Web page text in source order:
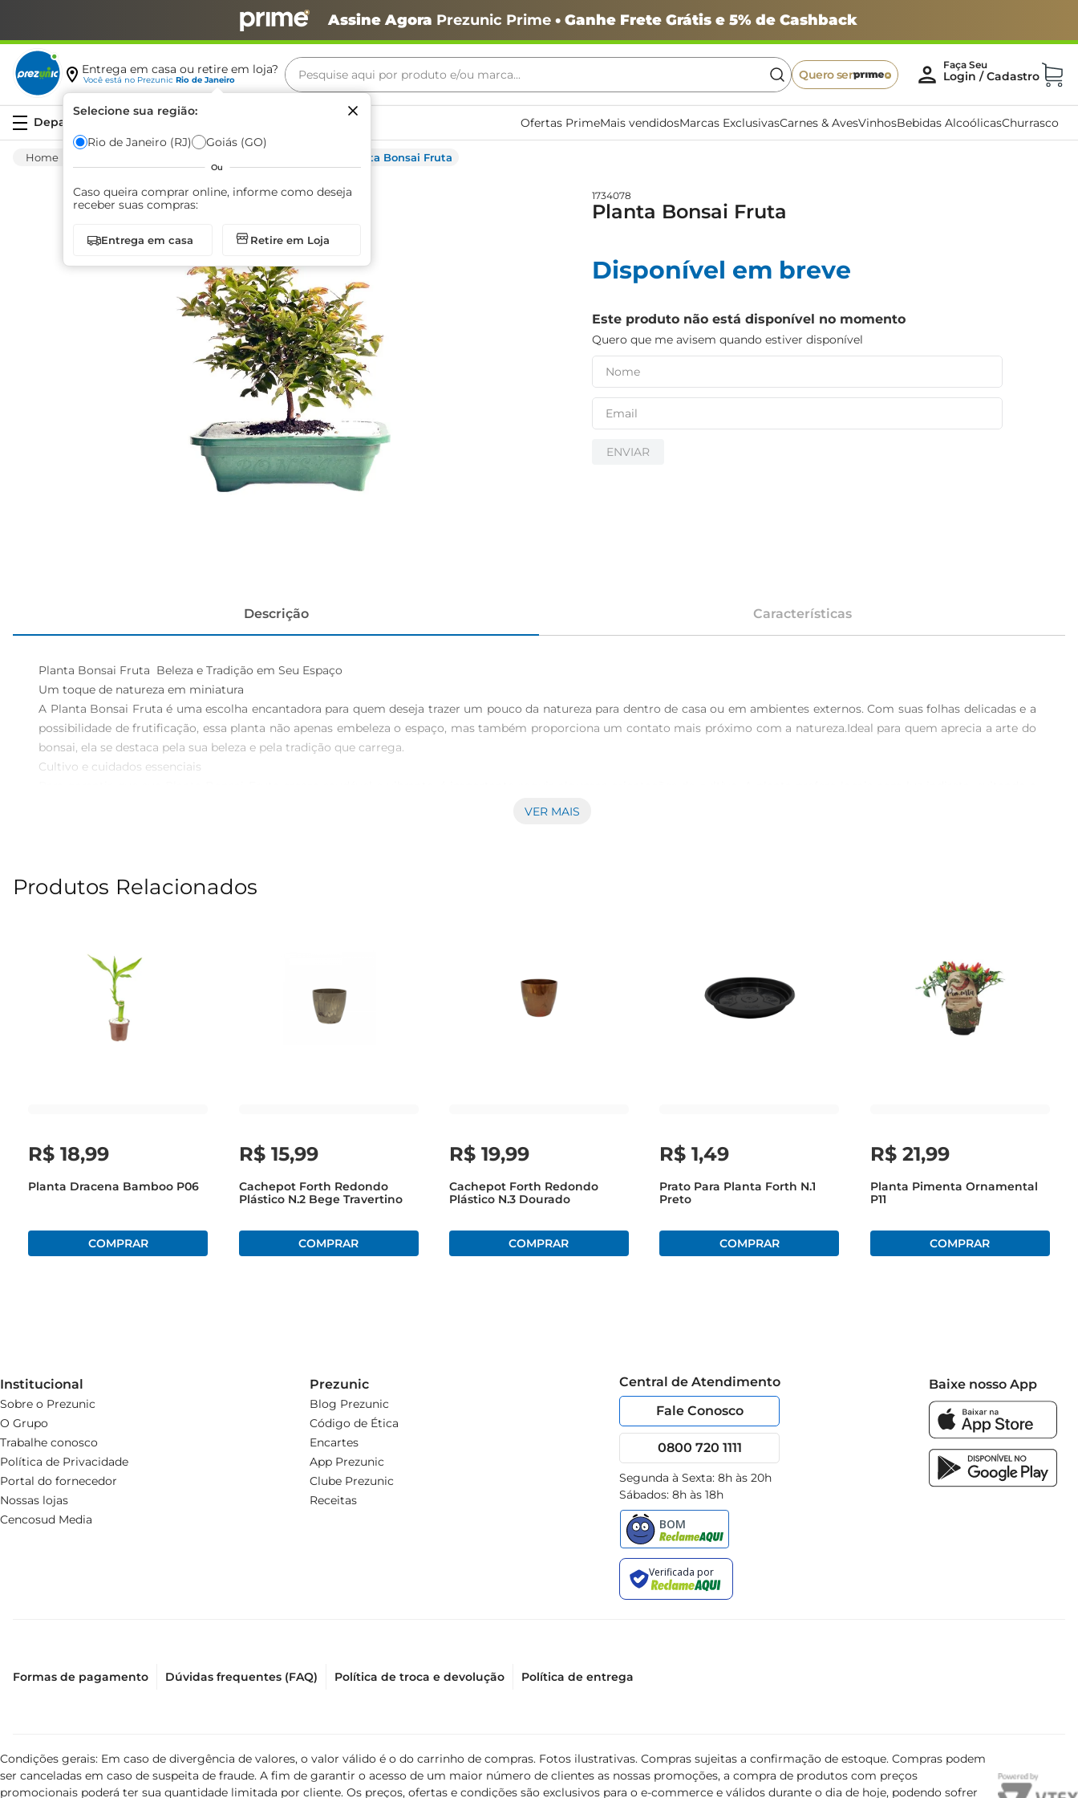
Assine Agora Prezunic Prime• Ganhe Frete Grátis e 5% de Cashback
Entrega em casa ou retire em loja?
Você está no Prezunic Rio de Janeiro
Selecione sua região:
Rio de Janeiro (RJ) Goiás (GO)
Ou
Caso queira comprar online, informe como deseja
receber suas compras:
Entrega em casa Retire em Loja
Pesquise aqui por produto e/ou marca...
Quero ser
Ofertas PrimeMais vendidosMarcas ExclusivasCarnes & AvesVinhosBebidas AlcoólicasChurrasco
Planta Bonsai Fruta
1734078
Planta Bonsai Fruta
Disponível em breve
Este produto não está disponível no momento
Quero que me avisem quando estiver disponível
ENVIAR
Descrição Características
Planta Bonsai Fruta  Beleza e Tradição em Seu Espaço
Um toque de natureza em miniatura
A Planta Bonsai Fruta é uma escolha encantadora para quem deseja trazer um pouco da natureza para dentro de casa ou em ambientes externos. Com suas folhas delicadas e a
possibilidade de frutificação, essa planta não apenas embeleza o espaço, mas também proporciona um contato mais próximo com a natureza.Ideal para quem aprecia a arte do
bonsai, ela se destaca pela sua beleza e pela tradição que carrega.
Cultivo e cuidados essenciais
exposição direta ao sol que pode queimar suas folhas. A rega deve ser feita com moderação, permitindo que o solo seque um pouco entre as regas, o que ajuda a evitar o
contemporâneo, ela traz um novo ar ao espaço, tornandose um ponto focal que atrai a atenção. Além disso, sua versatilidade permite que seja utilizada em mesas, prateleiras ou
ar, contribuindo para um ambiente mais saudável. Além disso, cuidar de um bonsai pode ser uma atividade relaxante, proporcionandomomentos de tranquilidade e conexão com
a natureza. Essa prática pode ajudar a reduzir o estresse e promover um bemestar geral.
Especificações e características
A Planta Bonsai Fruta é uma opção que combina beleza e praticidade. Com um tamanho compacto, ela éideal para espaços menores, permitindo que você desfrute de um
pedaço da natureza mesmo em ambientes urbanos. Sua frutificação, quepode ocorrer em determinadas condições, é um atrativo adicional, tornando a experiência de cuidar do
VER MAIS
Produtos Relacionados
R$ 18,99
Planta Dracena Bamboo P06
R$ 15,99
Cachepot Forth Redondo
Plástico N.2 Bege Travertino
R$ 19,99
Cachepot Forth Redondo
Plástico N.3 Dourado
R$ 1,49
Prato Para Planta Forth N.1
Preto
R$ 21,99
Planta Pimenta Ornamental
P11
Institucional
Sobre o Prezunic
O Grupo
Trabalhe conosco
Política de Privacidade
Portal do fornecedor
Nossas lojas
Cencosud Media
Prezunic
Blog Prezunic
Código de Ética
Encartes
App Prezunic
Clube Prezunic
Receitas
Central de Atendimento
Fale Conosco
0800 720 1111
Segunda à Sexta: 8h às 20h
Sábados: 8h às 18h
Baixe nosso App
Formas de pagamento Dúvidas frequentes (FAQ) Política de troca e devolução Política de entrega
Condições gerais: Em caso de divergência de valores, o valor válido é o do carrinho de compras. Fotos ilustrativas. Compras sujeitas a confirmação de estoque. Compras podem
ser canceladas em caso de suspeita de fraude. A fim de garantir o acesso de um maior número de clientes as nossas promoções, a compra de produtos com preços
promocionais poderá ter sua quantidade limitada por cliente. Os preços, ofertas e condições são exclusivos para o e-commerce e válidos durante o dia de hoje, podendo sofrer
Termos mais buscados
café
azeite
arroz
iogurte
papel higiênico
cerveja